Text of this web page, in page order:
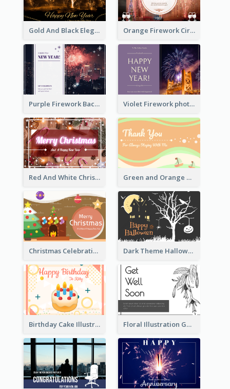
Gold And Black Elegant Firework New Year Card Orange Firework Circle New Year Greeting Card
Purple Firework Background New Year Greeting Card Violet Firework photo 2021 New Year Greeting Card
Red And White Christmas Card With Decorations Green and Orange Thank You Card
Christmas Celebration with Illustration Card Dark Theme Halloween Greeting Card
Birthday Cake Illustration Greeting Card Floral Illustration Get Well Soon Greeting Card